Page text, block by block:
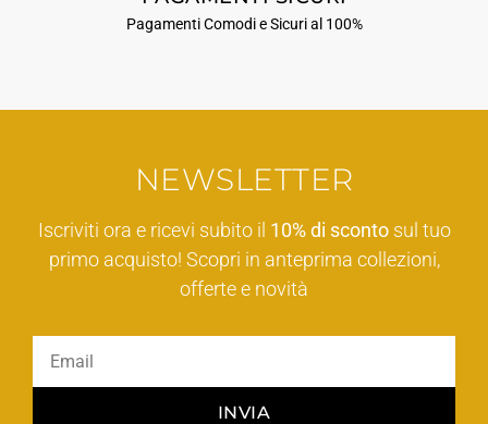
Pagamenti Comodi e Sicuri al 100%
NEWSLETTER
Iscriviti ora e ricevi subito il 10% di scontosul tuo
primo acquisto! Scopri in anteprima collezioni,
offerte e novità
INVIA